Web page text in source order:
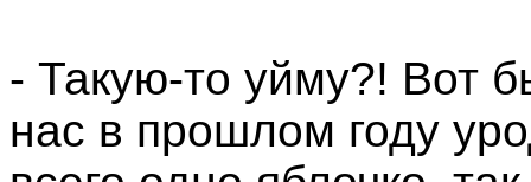
- Такую-то уйму?! Вот
нас в прошлом году